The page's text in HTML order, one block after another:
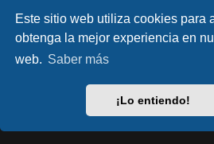
Este sitio web utiliza cookies para
obtenga la mejor experiencia en
web. Saber más
¡Lo entiendo!